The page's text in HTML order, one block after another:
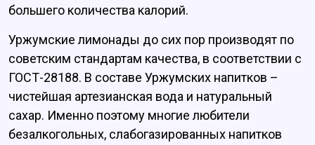
большего количества калорий.
Уржумские лимонады до сих пор производят по
советским стандартам качества, в соответствии с
ГОСТ-28188. В составе Уржумских напитков –
чистейшая артезианская вода и натуральный
сахар. Именно поэтому многие любители
безалкогольных, слабогазированных напитков